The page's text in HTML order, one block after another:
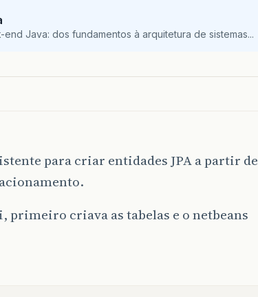
Java: dos fundamentos à arquitetura de sistemas...
para criar entidades JPA a partir de
primeiro criava as tabelas e o netbeans